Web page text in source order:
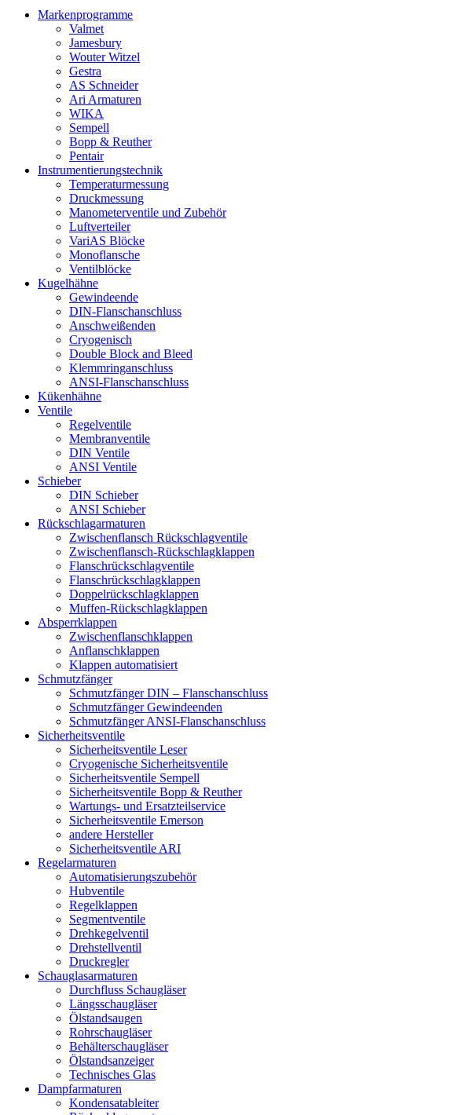
Markenprogramme
Valmet
Jamesbury
Wouter Witzel
Gestra
AS Schneider
Ari Armaturen
WIKA
Sempell
Bopp & Reuther
Pentair
Instrumentierungs­technik
Temperaturmessung
Druckmessung
Manometerventile und Zubehör
Luftverteiler
VariAS Blöcke
Monoflansche
Ventilblöcke
Kugelhähne
Gewindeende
DIN-Flanschanschluss
Anschweißenden
Cryogenisch
Double Block and Bleed
Klemmringanschluss
ANSI-Flanschanschluss
Kükenhähne
Ventile
Regelventile
Membranventile
DIN Ventile
ANSI Ventile
Schieber
DIN Schieber
ANSI Schieber
Rückschlag­armaturen
Zwischenflansch Rückschlagventile
Zwischenflansch-Rückschlagklappen
Flanschrückschlagventile
Flanschrückschlagklappen
Doppelrückschlagklappen
Muffen-Rückschlagklappen
Absperrklappen
Zwischenflanschklappen
Anflanschklappen
Klappen automatisiert
Schmutzfänger
Schmutzfänger DIN – Flanschanschluss
Schmutzfänger Gewindeenden
Schmutzfänger ANSI-Flanschanschluss
Sicherheitsventile
Sicherheitsventile Leser
Cryogenische Sicherheitsventile
Sicherheitsventile Sempell
Sicherheitsventile Bopp & Reuther
Wartungs- und Ersatzteilservice
Sicherheitsventile Emerson
andere Hersteller
Sicherheitsventile ARI
Regelarmaturen
Automatisierungszubehör
Hubventile
Regelklappen
Segmentventile
Drehkegelventil
Drehstellventil
Druckregler
Schauglas­armaturen
Durchfluss Schaugläser
Längsschaugläser
Ölstandsaugen
Rohrschaugläser
Behälterschaugläser
Ölstandsanzeiger
Technisches Glas
Dampfarmaturen
Kondensatableiter